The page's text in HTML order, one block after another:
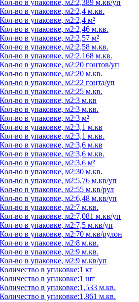
во в упаковке, м2:2,389 м.кв/уп
во в упаковке, м2:2,4 м.кв.
во в упаковке, м2:2,4 м²
во в упаковке, м2:2,46 м.кв.
во в упаковке, м2:2,57 м²
во в упаковке, м2:2,58 м.кв.
во в упаковке, м2:2.168 м.кв.
во в упаковке, м2:20 гонтов/уп
во в упаковке, м2:20 м.кв.
во в упаковке, м2:22 гонта/уп
во в упаковке, м2:25 м.кв.
во в упаковке, м2:3 м.кв
во в упаковке, м2:3 м.кв.
во в упаковке, м2:3 м²
во в упаковке, м2:3,1 м.кв
во в упаковке, м2:3,1 м.кв.
во в упаковке, м2:3,6 м.кв
во в упаковке, м2:3,6 м.кв.
во в упаковке, м2:3,6 м²
во в упаковке, м2:30 м.кв.
во в упаковке, м2:5,76 м.кв/уп
во в упаковке, м2:55 м.кв/рул
во в упаковке, м2:6,48 м.кв/уп
во в упаковке, м2:7 м.кв.
во в упаковке, м2:7,081 м.кв/уп
во в упаковке, м2:7,5 м.кв/уп
во в упаковке, м2:70 м.кв/рулон
во в упаковке, м2:8 м.кв.
во в упаковке, м2:9 м.кв.
во в упаковке, м2:9 м.кв/уп
в упаковке:1 кг
в упаковке:1 шт
в упаковке:1,533 м.кв.
в упаковке:1,861 м.кв.